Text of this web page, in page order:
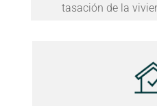
tasación de la